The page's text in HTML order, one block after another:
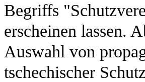
Begriffs
erscheinen lassen.
Auswahl von
tschechischer